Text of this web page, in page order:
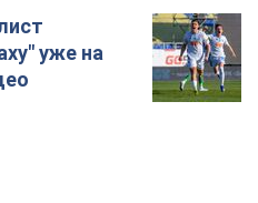
уже на